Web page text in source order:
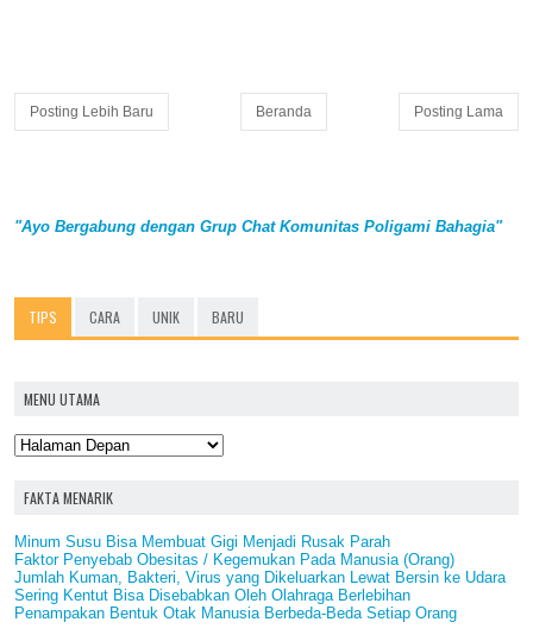
Posting Lebih Baru Posting Lama
Beranda
"Ayo Bergabung dengan Grup Chat Komunitas Poligami Bahagia"
TIPS CARA UNIK BARU
MENU UTAMA
FAKTA MENARIK
Minum Susu Bisa Membuat Gigi Menjadi Rusak Parah
Faktor Penyebab Obesitas / Kegemukan Pada Manusia (Orang)
Jumlah Kuman, Bakteri, Virus yang Dikeluarkan Lewat Bersin ke Udara
Sering Kentut Bisa Disebabkan Oleh Olahraga Berlebihan
Penampakan Bentuk Otak Manusia Berbeda-Beda Setiap Orang